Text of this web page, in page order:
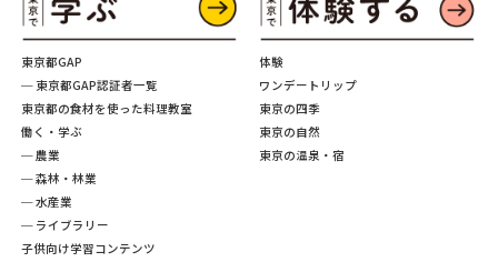
東京都GAP
─ 東京都GAP認証者一覧
東京都の食材を使った料理教室
働く・学ぶ
─ 農業
─ 森林・林業
─ 水産業
─ ライブラリー
子供向け学習コンテンツ
体験
ワンデートリップ
東京の四季
東京の自然
東京の温泉・宿